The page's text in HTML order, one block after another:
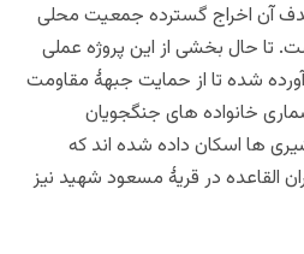
آن اخراج گسترده جمعیت محلی
تا حال بخشی از این پروژه عملی
شده تا از حمایت جبهۀ مقاومت
خانواده های جنگجویان
ها اسکان داده شده اند که
القاعده در قریۀ مسعود شهید نیز